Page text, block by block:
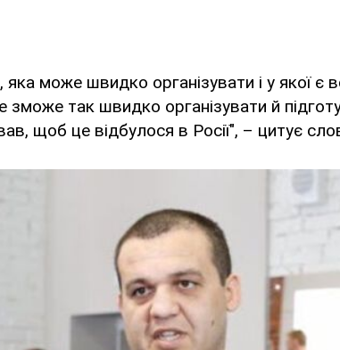
яка може швидко організувати і у якої є
зможе так швидко організувати й
щоб це відбулося в Росії", – цитує